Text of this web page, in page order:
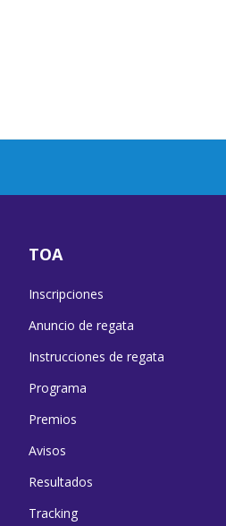
TOA
Inscripciones
Anuncio de regata
Instrucciones de regata
Programa
Premios
Avisos
Resultados
Tracking